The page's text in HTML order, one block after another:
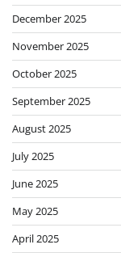
December 2025
November 2025
October 2025
September 2025
August 2025
July 2025
June 2025
May 2025
April 2025